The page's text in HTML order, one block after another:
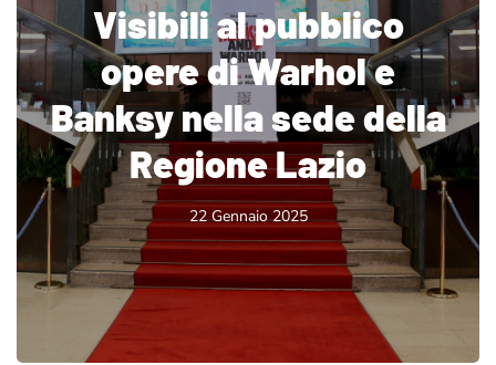
Visibili al pubblico
opere di Warhol e
Banksy nella sede della
Regione Lazio
22 Gennaio 2025